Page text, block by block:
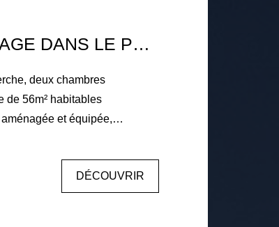
MAISON DE VILLAGE DANS LE PERCHE, DEUX CHAMBRES
deux chambres
de 56m² habitables
et équipée,
salle d'eau avec WC. À
Double vitrage PVC et
la maison. À l'extérieur :
sur un jardin d'environ
DÉCOUVRIR